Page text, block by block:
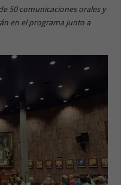
50 comunicaciones orales y
en el programa junto a